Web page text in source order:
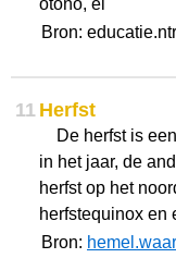
otoño, el
Bron:
11 Herfst
De herfst is
in het jaar, de
herfst op het
herfstequinox en
Bron: